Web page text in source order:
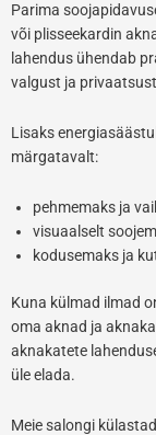
Parima
või plisseekardin
lahendus ühendab
valgust ja
Lisaks
märgatavalt:
pehmemaks ja
visuaalselt
kodusemaks ja
Kuna külmad ilmad
oma aknad ja
aknakatete
üle elada.
Meie salongi